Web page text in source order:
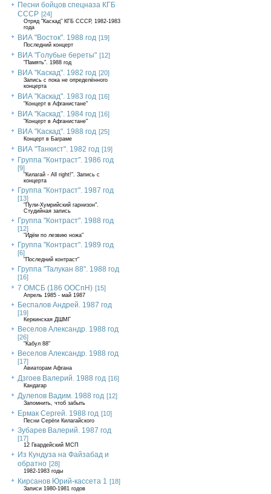
Песни бойцов спецназа КГБ
СССР [24]
Отряд "Каскад" КГБ СССР, 1982-1983
года
ВИА "Восток". 1988 год [19]
Последний концерт
ВИА "Голубые береты" [12]
"Память". 1988 год
ВИА "Каскад". 1982 год [20]
Запись с пока не определённого
концерта
ВИА "Каскад". 1983 год [16]
"Концерт в Афганистане"
ВИА "Каскад". 1984 год [16]
"Концерт в Афганистане"
ВИА "Каскад". 1988 год [25]
Концерт в Баграме
ВИА "Танкист". 1982 год [19]
Группа "Контраст". 1986 год
[9]
"Килагай - All right!". Запись с
концерта
Группа "Контраст". 1987 год
[13]
"Пули-Хумрийский гарнизон".
Студийная запись
Группа "Контраст". 1988 год
[12]
"Идём по лезвию ножа"
Группа "Контраст". 1989 год
[6]
"Последний контраст"
Группа "Талукан 88". 1988 год
[16]
7 ОМСБ (186 ООСпН) [15]
Апрель 1985 - май 1987
Беспалов Андрей. 1987 год
[19]
Керкинская ДШМГ
Веселов Александр. 1988 год
[26]
"Кабул 88"
Веселов Александр. 1988 год
[17]
Авиаторам Афгана
Дзгоев Валерий. 1988 год [16]
Кандагар
Дулепов Вадим. 1988 год [12]
Запомнить, чтоб забыть
Ермак Сергей. 1988 год [10]
Песни Серёги Килагайского
Зубарев Валерий. 1987 год
[17]
12 Гвардейский МСП
Из Кундуза на Файзабад и
обратно [28]
1982-1983 годы
Кирсанов Юрий-кассета 1 [18]
Записи 1980-1981 годов